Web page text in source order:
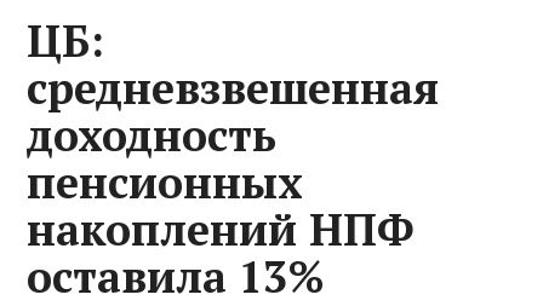
ЦБ:
средневзвешенная
доходность
пенсионных
накоплений НПФ
оставила 13%